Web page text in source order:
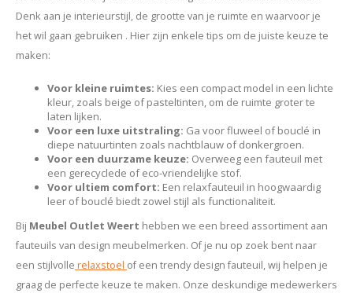
Denk aan je interieurstijl, de grootte van je ruimte en waarvoor je
het wil gaan gebruiken . Hier zijn enkele tips om de juiste keuze te
maken:
Voor kleine ruimtes: Kies een compact model in een lichte
kleur, zoals beige of pasteltinten, om de ruimte groter te
laten lijken.
Voor een luxe uitstraling: Ga voor fluweel of bouclé in
diepe natuurtinten zoals nachtblauw of donkergroen.
Voor een duurzame keuze: Overweeg een fauteuil met
een gerecyclede of eco-vriendelijke stof.
Voor ultiem comfort: Een relaxfauteuil in hoogwaardig
leer of bouclé biedt zowel stijl als functionaliteit.
Bij Meubel Outlet Weert hebben we een breed assortiment aan
fauteuils van design meubelmerken. Of je nu op zoek bent naar
een stijlvolle relaxstoel of een trendy design fauteuil, wij helpen je
graag de perfecte keuze te maken. Onze deskundige medewerkers